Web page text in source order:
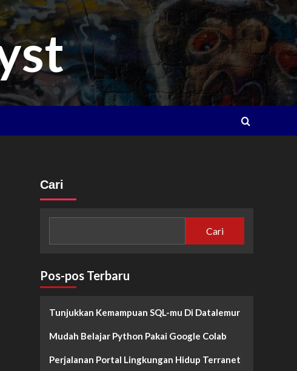
Cari
Cari
Pos-pos Terbaru
Tunjukkan Kemampuan SQL-mu Di Datalemur
Mudah Belajar Python Pakai Google Colab
Perjalanan Portal Lingkungan Hidup Terranet